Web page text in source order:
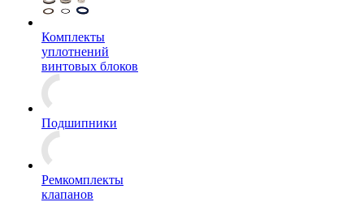
Комплекты
уплотнений
винтовых блоков
Подшипники
Ремкомплекты
клапанов